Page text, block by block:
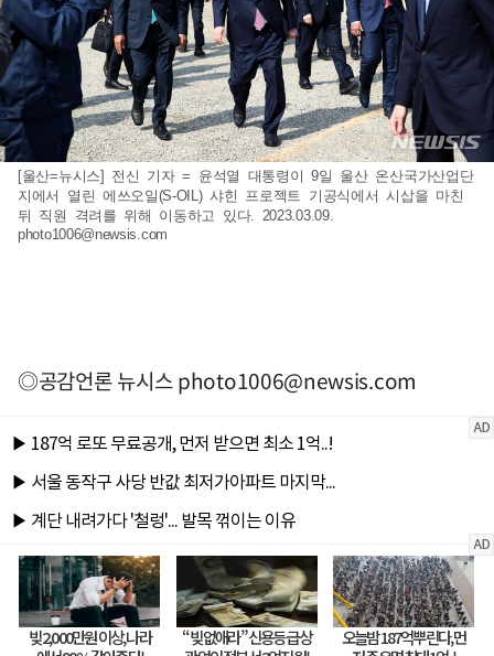
[울산=뉴시스] 전신 기자 = 윤석열 대통령이 9일 울산 온산국가산업단
지에서 열린 에쓰오일(S-OIL) 샤힌 프로젝트 기공식에서 시삽을 마친
뒤 직원 격려를 위해 이동하고 있다. 2023.03.09.
photo1006@newsis.com
◎공감언론 뉴시스photo1006@newsis.com